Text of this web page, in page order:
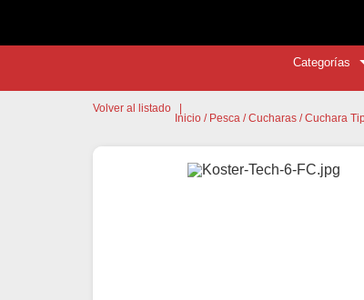
Categorías
Volver al listado
Inicio / Pesca /Cucharas / Cuchara